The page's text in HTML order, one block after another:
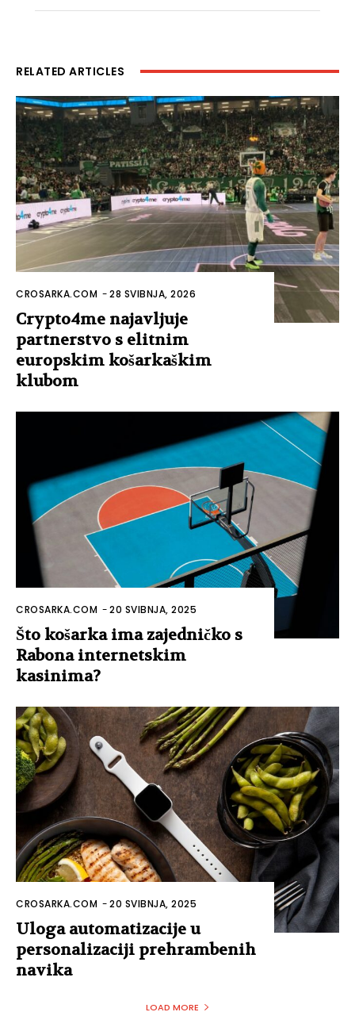
RELATED ARTICLES
CROSARKA.COM -28 SVIBNJA, 2026
Crypto4me najavljuje
partnerstvo s elitnim
europskim košarkaškim
klubom
CROSARKA.COM -20 SVIBNJA, 2025
Što košarka ima zajedničko s
Rabona internetskim
kasinima?
CROSARKA.COM -20 SVIBNJA, 2025
Uloga automatizacije u
personalizaciji prehrambenih
navika
LOAD MORE